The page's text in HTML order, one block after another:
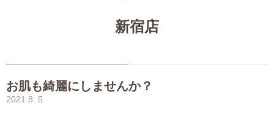
新宿店
お肌も綺麗にしませんか？
2021.8. 5